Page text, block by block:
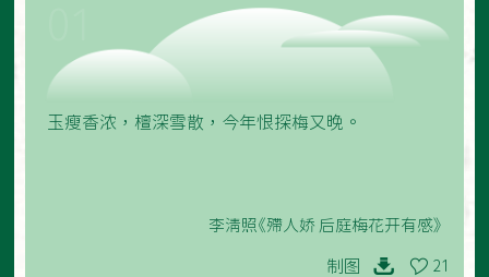
玉瘦香浓，檀深雪散，今年恨探梅又晚。
李清照《殢人娇 后庭梅花开有感》
制图 21